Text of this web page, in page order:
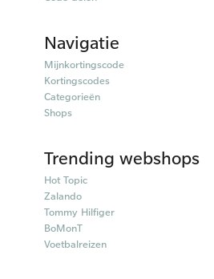
Navigatie
Mijnkortingscode
Kortingscodes
Categorieën
Shops
Trending webshops
Hot Topic
Zalando
Tommy Hilfiger
BoMonT
Voetbalreizen